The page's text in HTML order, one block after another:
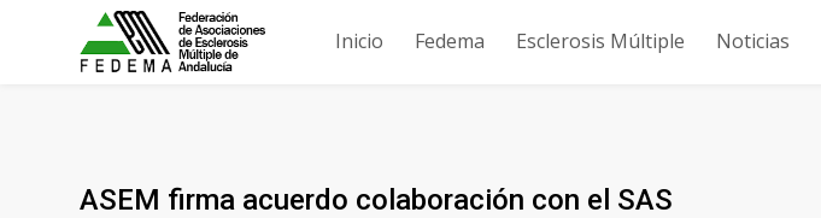
Inicio Fedema Esclerosis Múltiple Noticias
ASEM firma acuerdo colaboración con el SAS